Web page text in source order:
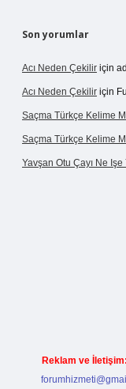
Son yorumlar
Acı Neden Çekilir için
Acı Neden Çekilir için
Saçma Türkçe Kelime
Saçma Türkçe Kelime
Yavşan Otu Çayı Ne Işe
Reklam ve İletişim: